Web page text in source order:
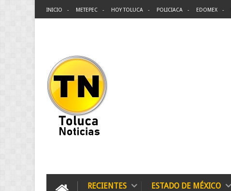
INICIO METEPEC HOY TOLUCA POLICIACA EDOMEX
RECIENTES ESTADO DE MÉXICO